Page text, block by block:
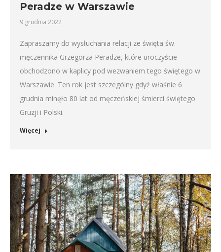
Peradze w Warszawie
9 grudnia 2022
Zapraszamy do wysłuchania relacji ze święta św.
męczennika Grzegorza Peradze, które uroczyście
obchodzono w kaplicy pod wezwaniem tego świętego w
Warszawie. Ten rok jest szczególny gdyż właśnie 6
grudnia minęło 80 lat od męczeńskiej śmierci świętego
Gruzji i Polski.
Więcej